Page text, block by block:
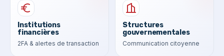
Institutions
financières
2FA & alertes de transaction
Structures
gouvernementales
Communication citoyenne